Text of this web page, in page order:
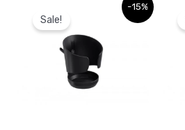
-15%
Sale!hind
on:
30,00 €.